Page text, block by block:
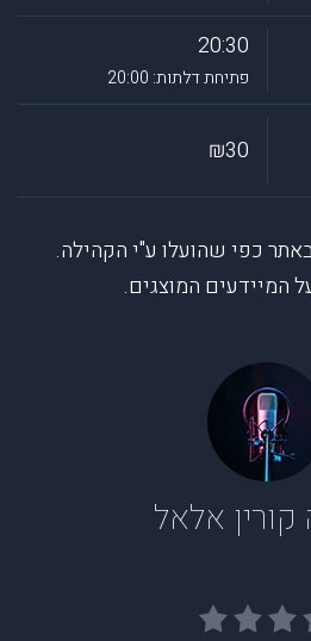
20:30
פתיחת דלתות: 20:00
₪30
כפי שהועלו ע"י הקהילה.
קורין אלאל